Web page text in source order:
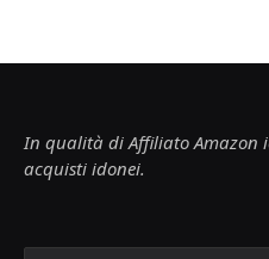
In qualità di Affiliato Amazon
acquisti idonei.